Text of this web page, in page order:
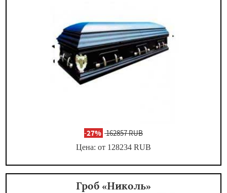
-27% 162857 RUB
Цена: от 128234 RUB
Гроб «Николь»